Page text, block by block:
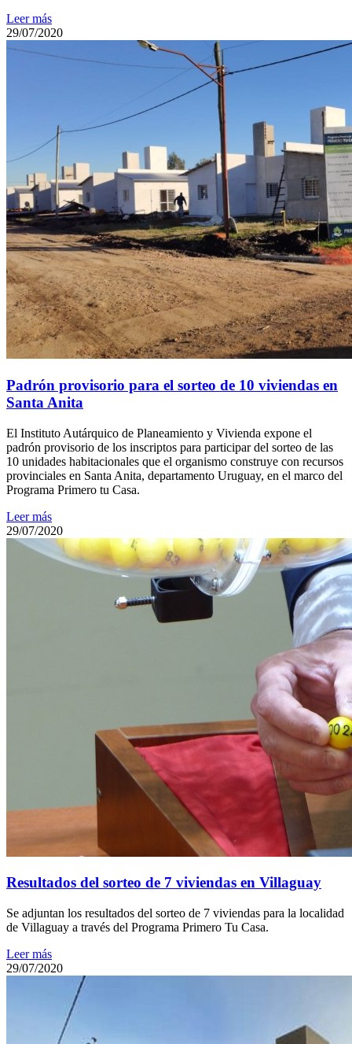
Leer más
29/07/2020
Padrón provisorio para el sorteo de 10 viviendas en
Santa Anita
El Instituto Autárquico de Planeamiento y Vivienda expone el
padrón provisorio de los inscriptos para participar del sorteo de las
10 unidades habitacionales que el organismo construye con recursos
provinciales en Santa Anita, departamento Uruguay, en el marco del
Programa Primero tu Casa.
Leer más
29/07/2020
Resultados del sorteo de 7 viviendas en Villaguay
Se adjuntan los resultados del sorteo de 7 viviendas para la localidad
de Villaguay a través del Programa Primero Tu Casa.
Leer más
29/07/2020